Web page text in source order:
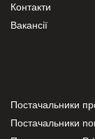
Контакти
Вакансії
Постачальники
Постачальники